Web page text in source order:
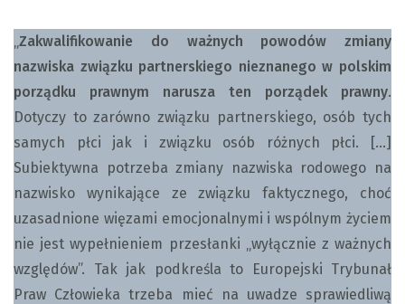
„Zakwalifikowanie do ważnych powodów zmiany
nazwiska związku partnerskiego nieznanego w polskim
porządku prawnym narusza ten porządek prawny.
Dotyczy to zarówno związku partnerskiego, osób tych
samych płci jak i związku osób różnych płci. […]
Subiektywna potrzeba zmiany nazwiska rodowego na
nazwisko wynikające ze związku faktycznego, choć
uzasadnione więzami emocjonalnymi i wspólnym życiem
nie jest wypełnieniem przesłanki „wyłącznie z ważnych
względów”. Tak jak podkreśla to Europejski Trybunał
Praw Człowieka trzeba mieć na uwadze sprawiedliwą